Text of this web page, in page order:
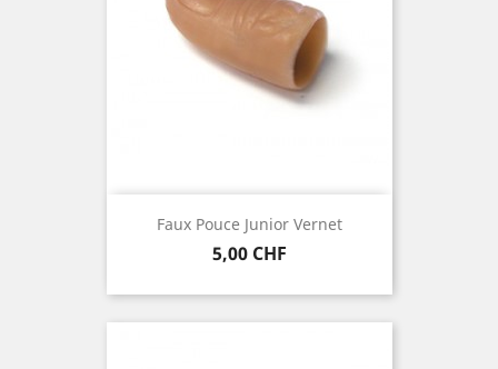
Faux Pouce Junior Vernet
Prix
5,00 CHF